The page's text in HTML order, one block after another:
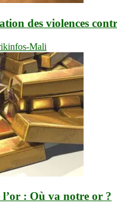
des violences
Mali
: Où va notre or ?